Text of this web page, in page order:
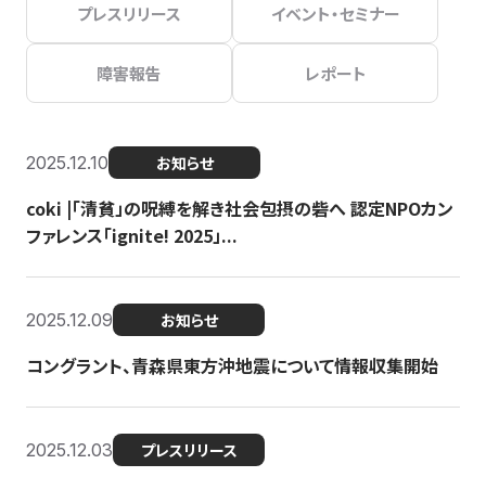
プレスリリース イベント・セミナー
障害報告 レポート
2025.12.10 お知らせ
coki |「清貧」の呪縛を解き社会包摂の砦へ 認定NPOカン
ファレンス「ignite! 2025」...
2025.12.09 お知らせ
コングラント、青森県東方沖地震について情報収集開始
2025.12.03 プレスリリース